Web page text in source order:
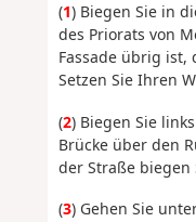
(1) Biegen Sie in
des Priorats von
Fassade übrig
Setzen Sie Ihren
(2) Biegen Sie
Brücke über den
der Straße
(3) Gehen Sie